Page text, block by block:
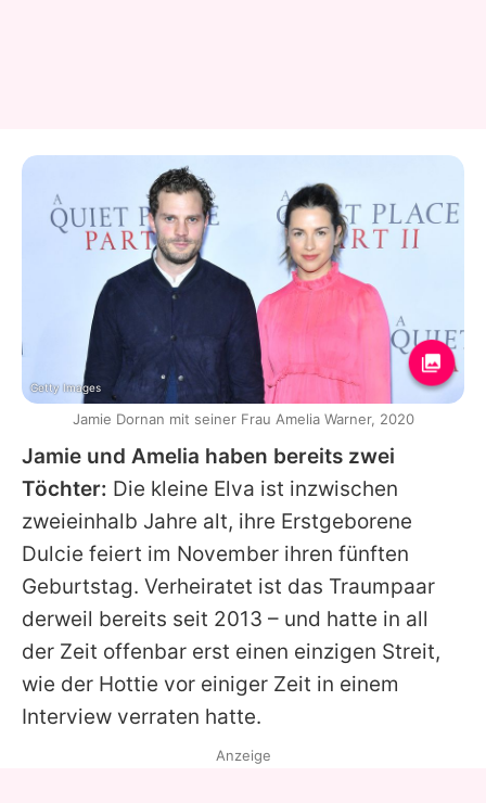
Jamie und Amelia haben bereits zwei
Töchter: Die kleine Elva ist inzwischen
zweieinhalb Jahre alt, ihre Erstgeborene
Dulcie feiert im November ihren fünften
Geburtstag. Verheiratet ist das Traumpaar
derweil bereits seit 2013 – und hatte in all
der Zeit offenbar erst einen einzigen Streit,
wie der Hottie vor einiger Zeit in einem
Interview verraten hatte.
Getty Images
Jamie Dornan mit seiner Frau Amelia Warner, 2020
Anzeige